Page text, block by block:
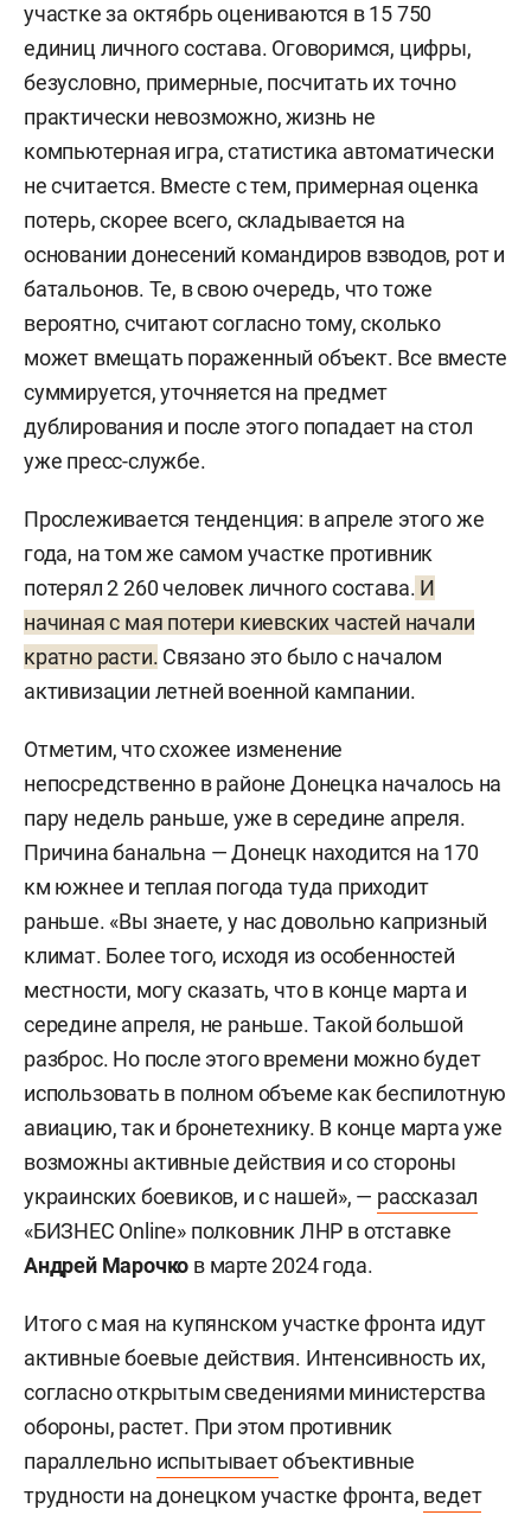
участке за октябрь оцениваются в 15 750
единиц личного состава. Оговоримся, цифры,
безусловно, примерные, посчитать их точно
практически невозможно, жизнь не
компьютерная игра, статистика автоматически
не считается. Вместе с тем, примерная оценка
потерь, скорее всего, складывается на
основании донесений командиров взводов, рот и
батальонов. Те, в свою очередь, что тоже
вероятно, считают согласно тому, сколько
может вмещать пораженный объект. Все вместе
суммируется, уточняется на предмет
дублирования и после этого попадает на стол
уже пресс-службе.
Прослеживается тенденция: в апреле этого же
года, на том же самом участке противник
потерял 2 260 человек личного состава. И
начиная с мая потери киевских частей начали
кратно расти. Связано это было с началом
активизации летней военной кампании.
Отметим, что схожее изменение
непосредственно в районе Донецка началось на
пару недель раньше, уже в середине апреля.
Причина банальна — Донецк находится на 170
км южнее и теплая погода туда приходит
раньше. «Вы знаете, у нас довольно капризный
климат. Более того, исходя из особенностей
местности, могу сказать, что в конце марта и
середине апреля, не раньше. Такой большой
разброс. Но после этого времени можно будет
использовать в полном объеме как беспилотную
авиацию, так и бронетехнику. В конце марта уже
возможны активные действия и со стороны
украинских боевиков, и с нашей», — рассказал
«БИЗНЕС Online» полковник ЛНР в отставке
Андрей Марочко в марте 2024 года.
Итого с мая на купянском участке фронта идут
активные боевые действия. Интенсивность их,
согласно открытым сведениями министерства
обороны, растет. При этом противник
параллельно испытываетобъективные
трудности на донецком участке фронта, ведет